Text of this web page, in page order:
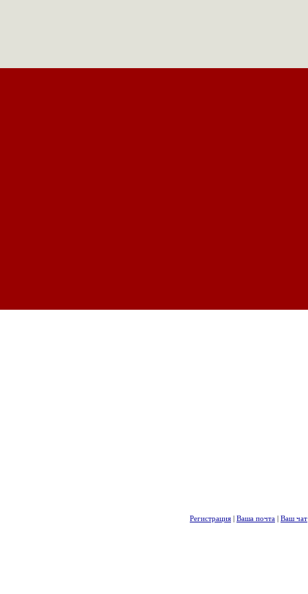
Регистрация | Ваша почта | Ваш чат